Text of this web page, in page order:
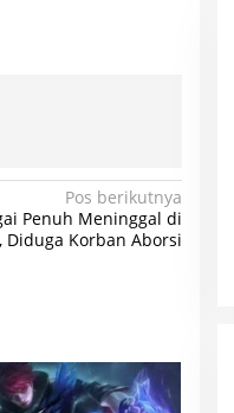
Pos berikutnya
Penuh Meninggal di
Diduga Korban Aborsi